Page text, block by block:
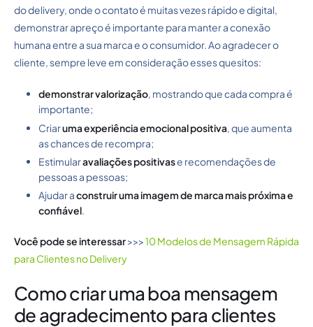
do delivery, onde o contato é muitas vezes rápido e digital,
demonstrar apreço é importante para manter a conexão
humana entre a sua marca e o consumidor. Ao agradecer o
cliente, sempre leve em consideração esses quesitos:
demonstrar valorização, mostrando que cada compra é
importante;
Criaruma experiência emocional positiva , que aumenta
as chances de recompra;
Estimularavaliações positivase recomendações de
pessoas a pessoas;
Ajudar aconstruir uma imagem de marca mais próxima e
confiável.
Você pode se interessar>>>10 Modelos de Mensagem Rápida
para Clientes no Delivery
Como criar uma boa mensagem
de agradecimento para clientes